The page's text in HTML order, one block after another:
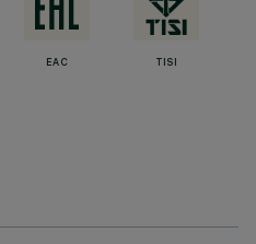
EAC TISI